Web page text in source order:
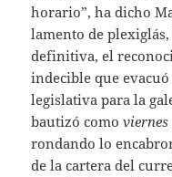
horario”, ha dicho
lamento de
definitiva, el
indecible que
legislativa para la
bautizó como
rondando lo
de la cartera del